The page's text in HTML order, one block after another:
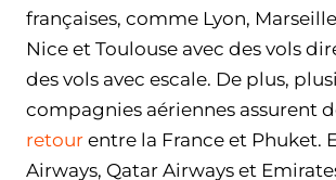
françaises, comme Lyon,
Nice et Toulouse avec des vols
des vols avec escale. De plus,
compagnies aériennes assurent
retour entre la France et Phuket.
Airways, Qatar Airways et